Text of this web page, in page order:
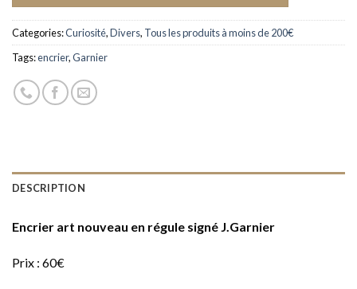
Categories:Curiosité,Divers, Tous les produits à moins de 200€
Tags:encrier,Garnier
DESCRIPTION
Encrier art nouveau en régule signé J.Garnier
Prix : 60€